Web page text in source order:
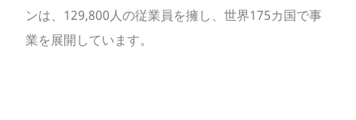
ンは、129,800人の従業員を擁し、世界175カ国で事
業を展開しています。